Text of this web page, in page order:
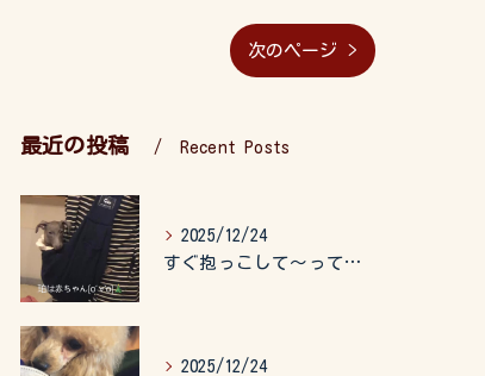
次のページ >
最近の投稿 Recent Posts
2025/12/24
すぐ抱っこして〜って言うので、抱っこ紐に入れてゆらゆら☺️
2025/12/24